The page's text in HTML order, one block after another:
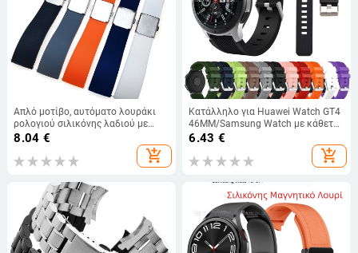
Απλό μοτίβο, αυτόματο λουράκι
ρολογιού σιλικόνης λαδιού με
γρήγορη απελευθέρωση και
προστασία από τη σκόνη, 18, 20,
22, 24 χιλ.
8.04 €
add_shopping_cart
Κατάλληλο για Huawei Watch GT4
46MM/Samsung Watch με κάθετο
μοτίβο και μοντέρνο ριγέ
αθλητικό λουράκι σιλικόνης
6.43 €
add_shopping_cart